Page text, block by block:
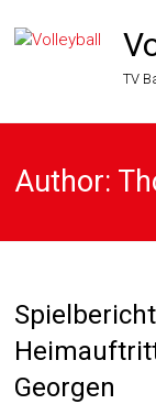
TV
Author:
Georgen